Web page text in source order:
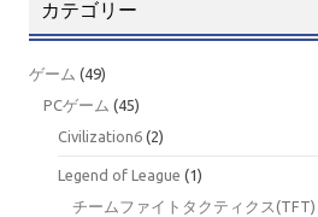
カテゴリー
ゲーム (49)
PCゲーム (45)
Civilization6 (2)
Legend of League (1)
チームファイトタクティクス(TFT)